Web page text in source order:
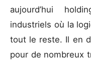
aujourd’hui
industriels où la
tout le reste. Il en
pour de nombreux